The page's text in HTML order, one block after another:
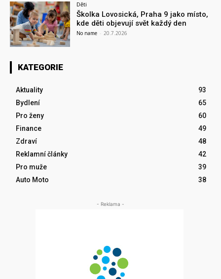
Děti
Školka Lovosická, Praha 9 jako místo,
kde děti objevují svět každý den
No name - 20.7.2026
KATEGORIE
Aktuality
93
Bydlení
65
Pro ženy
60
Finance
49
Zdraví
48
Reklamní články
42
Pro muže
39
Auto Moto
38
- Reklama -